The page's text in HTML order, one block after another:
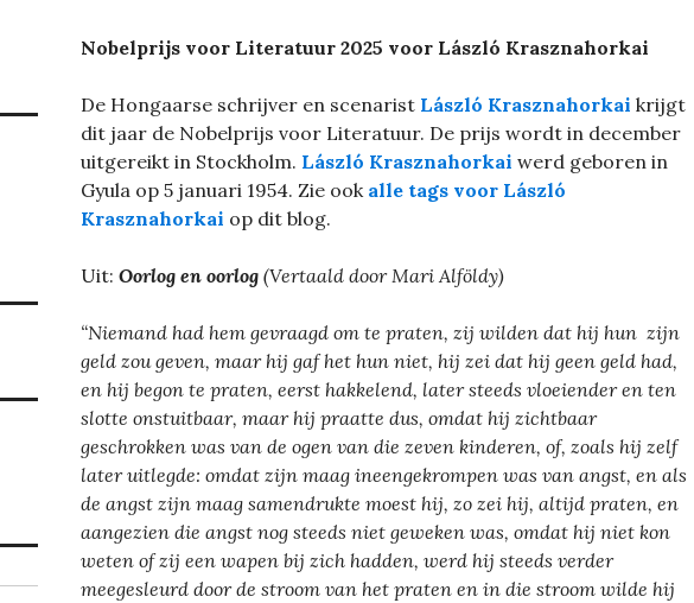
Nobelprijs voor Literatuur 2025 voor László Krasznahorkai
De Hongaarse schrijver en scenarist László Krasznahorkai krijgt
dit jaar de Nobelprijs voor Literatuur. De prijs wordt in december
uitgereikt in Stockholm. László Krasznahorkai werd geboren in
Gyula op 5 januari 1954. Zie ook alle tags voor László
Krasznahorkai op dit blog.
Uit: Oorlog en oorlog (Vertaald door Mari Alföldy)
“Niemand had hem gevraagd om te praten, zij wilden dat hij hun zijn
geld zou geven, maar hij gaf het hun niet, hij zei dat hij geen geld had,
en hij begon te praten, eerst hakkelend, later steeds vloeiender en ten
slotte onstuitbaar, maar hij praatte dus, omdat hij zichtbaar
geschrokken was van de ogen van die zeven kinderen, of, zoals hij zelf
later uitlegde: omdat zijn maag ineengekrompen was van angst, en als
de angst zijn maag samendrukte moest hij, zo zei hij, altijd praten, en
aangezien die angst nog steeds niet geweken was, omdat hij niet kon
weten of zij een wapen bij zich hadden, werd hij steeds verder
meegesleurd door de stroom van het praten en in die stroom wilde hij